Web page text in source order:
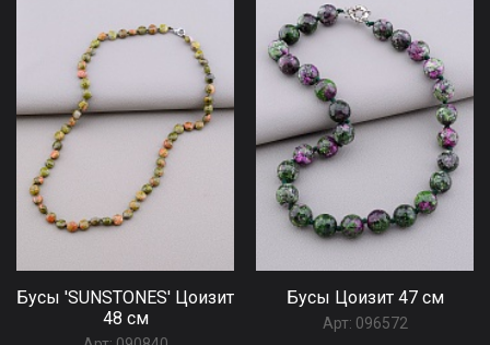
Бусы 'SUNSTONES' Цоизит
48 см
Бусы Цоизит 47 см
Арт: 096572